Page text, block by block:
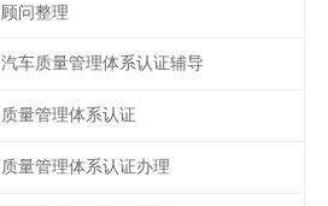
顾问整理
汽车质量管理体系认证辅导
质量管理体系认证
质量管理体系认证办理